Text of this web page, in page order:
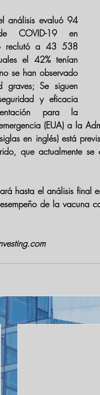
análisis evaluó 94
COVID-19 en
reclutó a 43 538
el 42% tenían
se han observado
graves; Se siguen
y eficacia
para la
(EUA) a la
en inglés) está
que actualmente
hasta el análisis final
de la vacuna